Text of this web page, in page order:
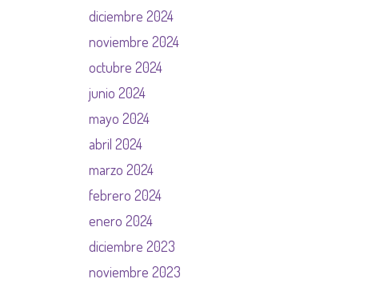
diciembre 2024
noviembre 2024
octubre 2024
junio 2024
mayo 2024
abril 2024
marzo 2024
febrero 2024
enero 2024
diciembre 2023
noviembre 2023